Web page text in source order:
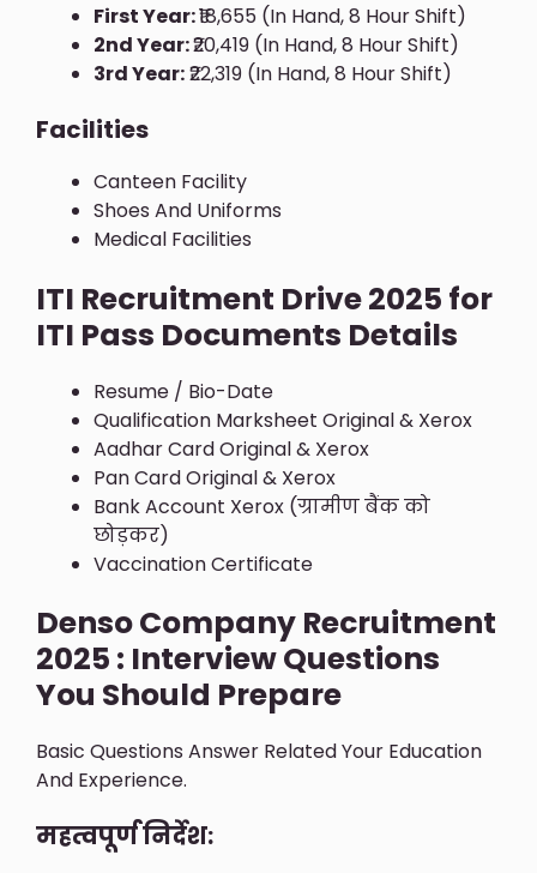
First Year:₹18,655 (In Hand, 8 Hour Shift)
2nd Year:₹20,419 (In Hand, 8 Hour Shift)
3rd Year:₹22,319 (In Hand, 8 Hour Shift)
Facilities
Canteen Facility
Shoes And Uniforms
Medical Facilities
ITI Recruitment Drive 2025 for
ITI Pass Documents Details
Resume / Bio-Date
Qualification Marksheet Original & Xerox
Aadhar Card Original & Xerox
Pan Card Original & Xerox
Bank Account Xerox (ग्रामीण बैंक को
छोड़कर)
Vaccination Certificate
Denso Company Recruitment
2025 : Interview Questions
You Should Prepare
Basic Questions Answer Related Your Education
And Experience.
महत्वपूर्ण निर्देश: